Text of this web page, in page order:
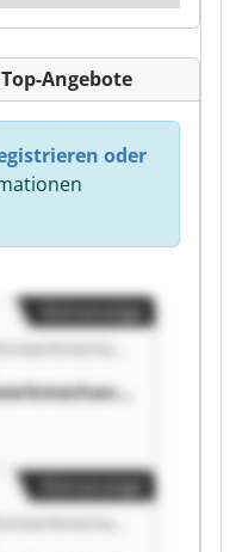
Angebote
oder
Kleinanzeige